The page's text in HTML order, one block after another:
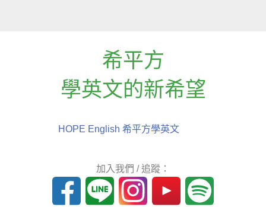
希平方
學英文的新希望
HOPE English 希平方學英文
加入我們 / 追蹤：